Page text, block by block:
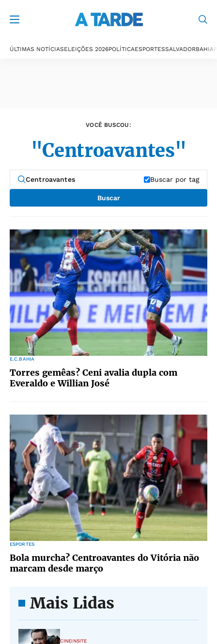
ÚLTIMAS NOTÍCIASELEIÇÕES 2026POLÍTICAESPORTESSALVADORBAHIA
VOCÊ BUSCOU:
"Centroavantes"
Buscar por tag
Buscar
E.C.BAHIA
Torres gemêas? Ceni avalia dupla com
Everaldo e Willian José
ESPORTES
Bola murcha? Centroavantes do Vitória não
marcam desde março
Mais Lidas
CINEINSITE